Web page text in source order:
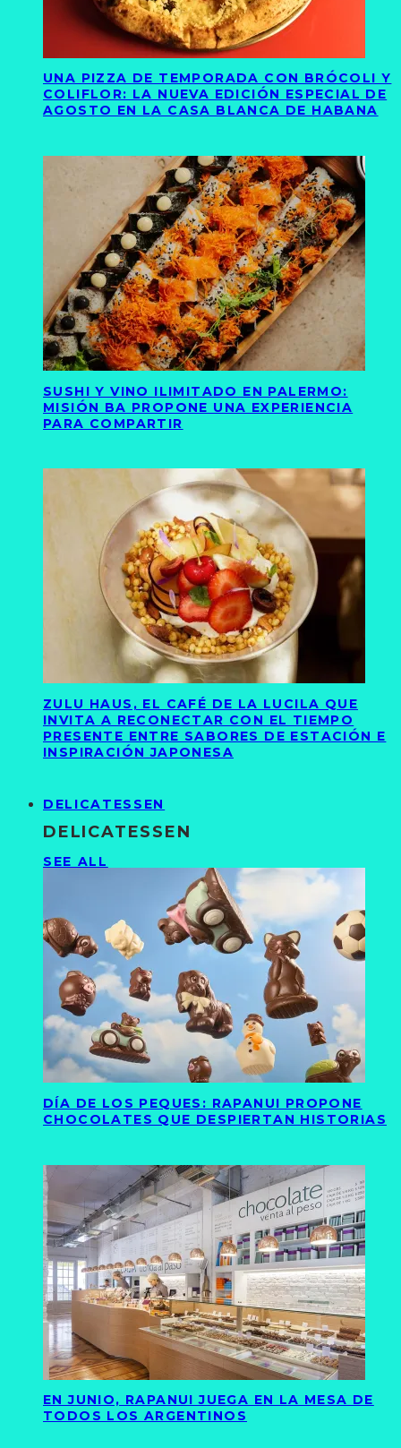
UNA PIZZA DE TEMPORADA CON BRÓCOLI Y
COLIFLOR: LA NUEVA EDICIÓN ESPECIAL DE
AGOSTO EN LA CASA BLANCA DE HABANA
SUSHI Y VINO ILIMITADO EN PALERMO:
MISIÓN BA PROPONE UNA EXPERIENCIA
PARA COMPARTIR
ZULU HAUS, EL CAFÉ DE LA LUCILA QUE
INVITA A RECONECTAR CON EL TIEMPO
PRESENTE ENTRE SABORES DE ESTACIÓN E
INSPIRACIÓN JAPONESA
DELICATESSEN
DELICATESSEN
SEE ALL
DÍA DE LOS PEQUES: RAPANUI PROPONE
CHOCOLATES QUE DESPIERTAN HISTORIAS
EN JUNIO, RAPANUI JUEGA EN LA MESA DE
TODOS LOS ARGENTINOS